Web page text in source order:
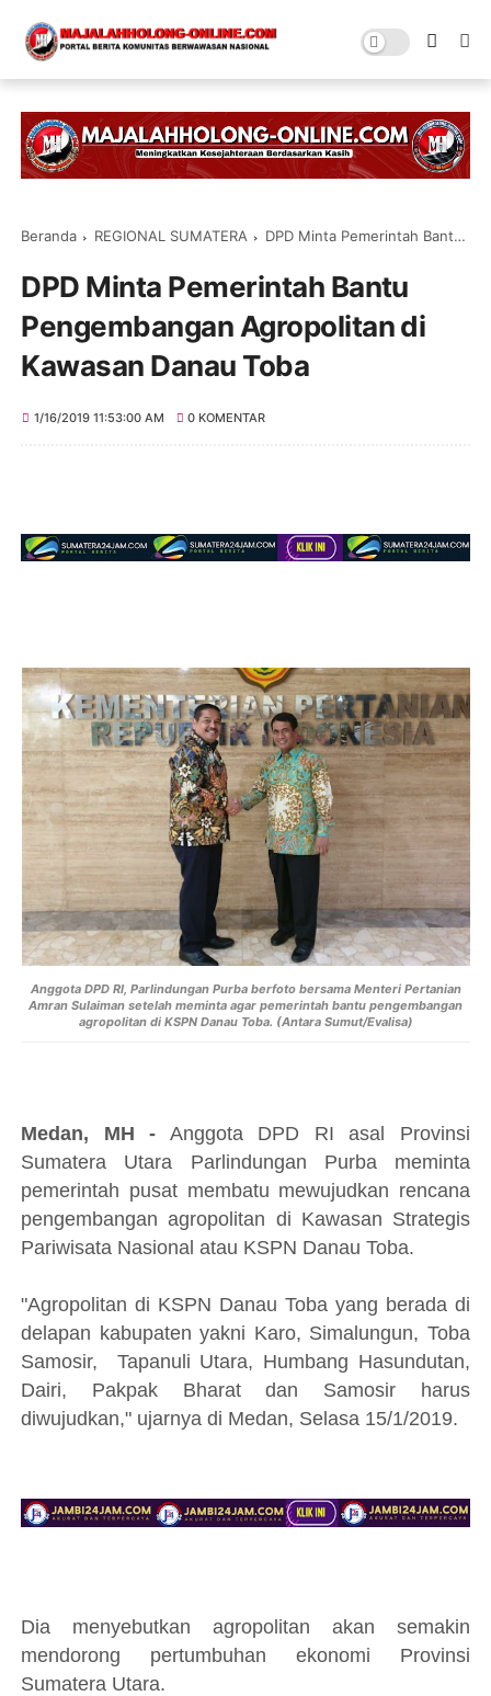
Beranda REGIONAL SUMATERA DPD Minta Pemerintah Bantu Pengembangan Agropolitan di Kawasan Danau Toba
DPD Minta Pemerintah Bantu
Pengembangan Agropolitan di
Kawasan Danau Toba
1/16/2019 11:53:00 AM 0 KOMENTAR
Anggota DPD RI, Parlindungan Purba berfoto bersama Menteri Pertanian
Amran Sulaiman setelah meminta agar pemerintah bantu pengembangan
agropolitan di KSPN Danau Toba. (Antara Sumut/Evalisa)
Medan, MH - Anggota DPD RI asal Provinsi
Sumatera Utara Parlindungan Purba meminta
pemerintah pusat membatu mewujudkan rencana
pengembangan agropolitan di Kawasan Strategis
Pariwisata Nasional atau KSPN Danau Toba.
"Agropolitan di KSPN Danau Toba yang berada di
delapan kabupaten yakni Karo, Simalungun, Toba
Samosir, Tapanuli Utara, Humbang Hasundutan,
Dairi, Pakpak Bharat dan Samosir harus
diwujudkan," ujarnya di Medan, Selasa 15/1/2019.
Dia menyebutkan agropolitan akan semakin
mendorong pertumbuhan ekonomi Provinsi
Sumatera Utara.